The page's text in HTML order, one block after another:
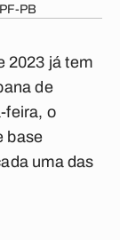
PB
2023 já tem
de
feira, o
base
uma das